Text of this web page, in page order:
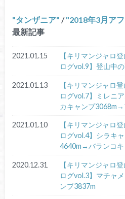
タンザニア / 2018年3月ア
最新記事
2021.01.15
【キリマンジャロ
ログvol.9】登山中
2021.01.13
【キリマンジャロ
ログvol.7】ミレニ
カキャンプ
2021.01.10
【キリマンジャロ
ログvol.4】シラキ
4640m→バランコキ
2020.12.31
【キリマンジャロ
ログvol.3】マチャ
ンプ3837m